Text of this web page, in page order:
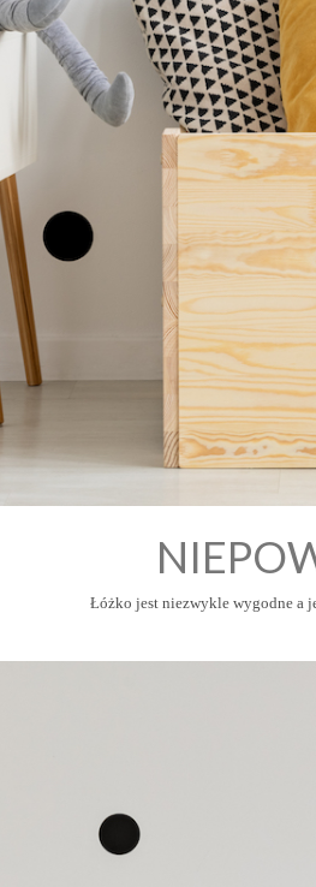
Łóżko jest niezwykle wygodne a